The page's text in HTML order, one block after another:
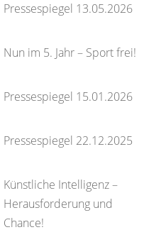
Pressespiegel 13.05.2026
Nun im 5. Jahr – Sport frei!
Pressespiegel 15.01.2026
Pressespiegel 22.12.2025
Künstliche Intelligenz –
Herausforderung und
Chance!